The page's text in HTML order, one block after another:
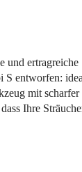
und ertragreiche
S entworfen:
mit scharfer
Ihre